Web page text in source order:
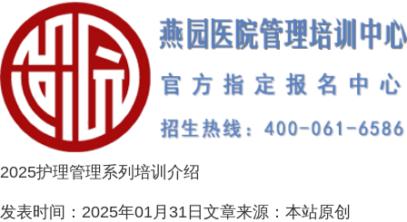
2025护理管理系列培训介绍
发表时间： 2025年01月31日 文章来源： 本站原创